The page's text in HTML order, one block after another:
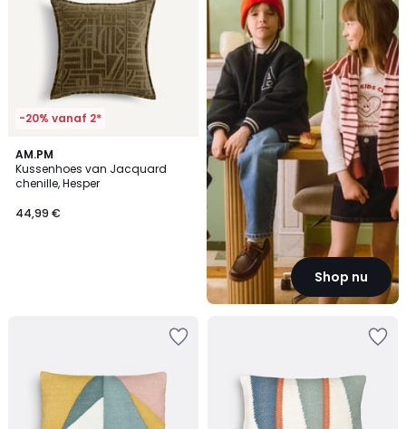
-20% vanaf 2*
AM.PM
Kussenhoes van Jacquard
chenille, Hesper
44,99 €
Shop nu